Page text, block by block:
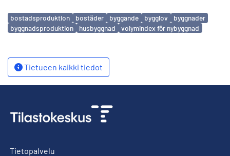
Avainsanat
bostadsproduktion bostäder byggande bygglov
byggnader
byggnadsproduktion
husbyggnad volymindex för nybyggnad
Tietueen kaikki tiedot
Tietopalvelu